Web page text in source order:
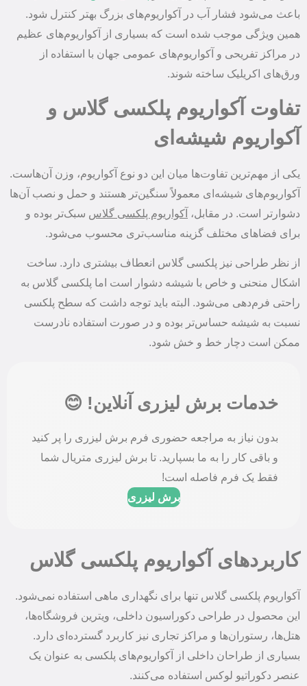
باعث می‌شود فشار آب در آکواریوم‌های بزرگ بهتر کنترل شود.
همین ویژگی موجب شده است که بسیاری از آکواریوم‌های عظیم
در مراکز تفریحی و آکواریوم‌های عمومی جهان با استفاده از
ورق‌های اکریلیک ساخته شوند.
تفاوت آکواریوم پلکسی گلاس و
آکواریوم شیشه‌ای
یکی از مهم‌ترین تفاوت‌ها میان این دو نوع آکواریوم، وزن آن‌هاست.
آکواریوم‌های شیشه‌ای معمولاً سنگین‌تر هستند و حمل و نصب آن‌ها
دشوارتر است. در مقابل، آکواریوم پلکسی گلاس سبک‌تر بوده و
برای فضاهای مختلف گزینه مناسب‌تری محسوب می‌شود.
از نظر طراحی نیز پلکسی گلاس انعطاف بیشتری دارد. ساخت
اشکال منحنی و خاص با شیشه دشوار است اما پلکسی گلاس به
راحتی فرم‌دهی می‌شود. البته باید توجه داشت که سطح پلکسی
نسبت به شیشه حساس‌تر بوده و در صورت استفاده نادرست
ممکن است دچار خط و خش شود.
خدمات برش لیزری آنلاین! 😊
بدون نیاز به مراجعه حضوری فرم برش لیزری را پر کنید
و باقی کار را به ما بسپارید. تا برش لیزری متریال شما
فقط یک فرم فاصله است!
برش لیزری
کاربردهای آکواریوم پلکسی گلاس
آکواریوم پلکسی گلاس تنها برای نگهداری ماهی استفاده نمی‌شود.
این محصول در طراحی دکوراسیون داخلی، ویترین فروشگاه‌ها،
هتل‌ها، رستوران‌ها و مراکز تجاری نیز کاربرد گسترده‌ای دارد.
بسیاری از طراحان داخلی از آکواریوم‌های پلکسی به عنوان یک
عنصر دکوراتیو لوکس استفاده می‌کنند.